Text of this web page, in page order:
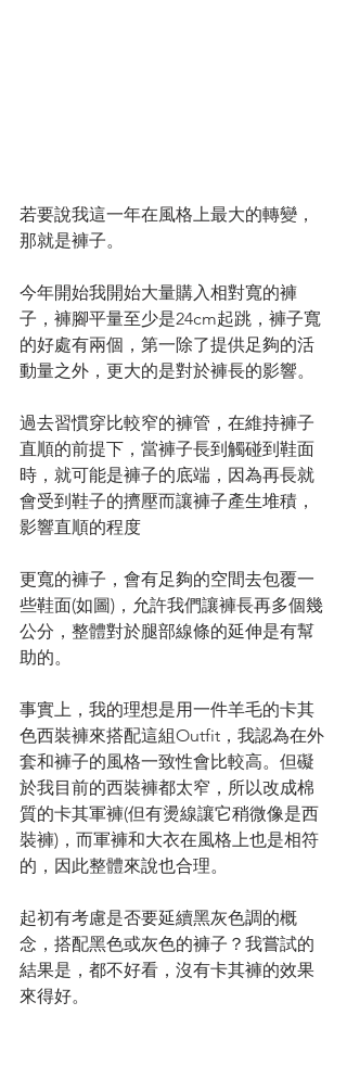
若要說我這一年在風格上最大的轉變，
那就是褲子。
今年開始我開始大量購入相對寬的褲
子，褲腳平量至少是24cm起跳，褲子寬
的好處有兩個，第一除了提供足夠的活
動量之外，更大的是對於褲長的影響。
過去習慣穿比較窄的褲管，在維持褲子
直順的前提下，當褲子長到觸碰到鞋面
時，就可能是褲子的底端，因為再長就
會受到鞋子的擠壓而讓褲子產生堆積，
影響直順的程度
更寬的褲子，會有足夠的空間去包覆一
些鞋面(如圖)，允許我們讓褲長再多個幾
公分，整體對於腿部線條的延伸是有幫
助的。
事實上，我的理想是用一件羊毛的卡其
色西裝褲來搭配這組Outfit，我認為在外
套和褲子的風格一致性會比較高。但礙
於我目前的西裝褲都太窄，所以改成棉
質的卡其軍褲(但有燙線讓它稍微像是西
裝褲)，而軍褲和大衣在風格上也是相符
的，因此整體來說也合理。
起初有考慮是否要延續黑灰色調的概
念，搭配黑色或灰色的褲子？我嘗試的
結果是，都不好看，沒有卡其褲的效果
來得好。